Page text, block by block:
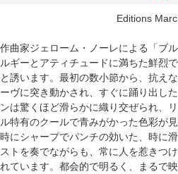
Editions
作曲家ジェローム・ノーレによる「ブ
ルギーとアティチュードに満ちた鮮烈
と誘います。最初の数小節から、抗え
ーヴに突き動かされ、すぐに踊り出し
ンは驚くほど滑らかに織り交ぜられ、
ル特有のクールで青みがかった色彩が
時にシャープでパンチの効いた、時に
ストを奏でながらも、常に人を惹きつ
れています。都会的で明るく、まるで